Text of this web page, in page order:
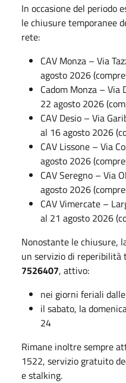
In occasione del periodo
le chiusure temporanee
rete:
CAV Monza – Via
agosto 2026
Cadom Monza – Via
22 agosto 2026
CAV Desio – Via
al 16 agosto 2026
CAV Lissone – Via
agosto 2026
CAV Seregno – Via
agosto 2026
CAV Vimercate –
al 21 agosto 2026
Nonostante le chiusure,
un servizio di reperibilità
7526407, attivo:
nei giorni feriali
il sabato, la
24
Rimane inoltre sempre
1522, servizio gratuito
e stalking.